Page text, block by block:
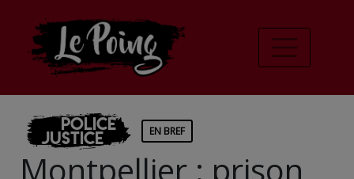
Police
Justice EN BREF
Montpellier : prison